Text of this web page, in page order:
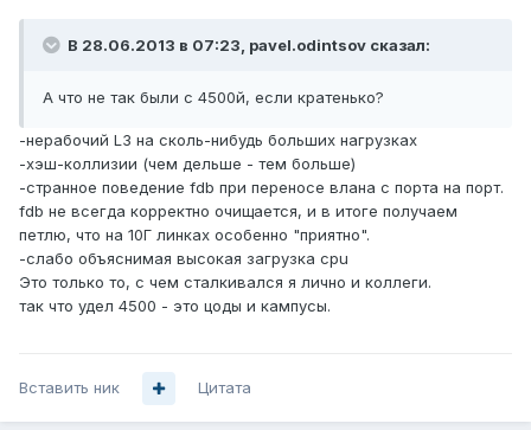
В 28.06.2013 в 07:23, pavel.odintsov сказал:
А что не так были с 4500й, если кратенько?
-нерабочий L3 на сколь-нибудь больших нагрузках
-хэш-коллизии (чем дельше - тем больше)
-странное поведение fdb при переносе влана с порта на порт.
fdb не всегда корректно очищается, и в итоге получаем
петлю, что на 10Г линках особенно "приятно".
-слабо объяснимая высокая загрузка cpu
Это только то, с чем сталкивался я лично и коллеги.
так что удел 4500 - это цоды и кампусы.
Вставить ник Цитата